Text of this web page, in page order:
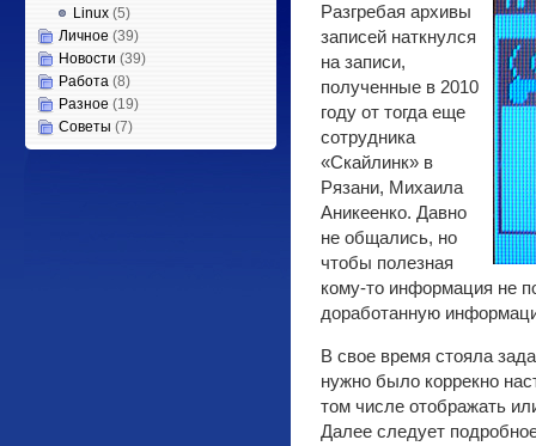
Linux (5)
Личное (39)
Новости (39)
Работа (8)
Разное (19)
Советы (7)
Разгребая архивы
записей наткнулся
на записи,
полученные в 2010
году от тогда еще
сотрудника
«Скайлинк» в
Рязани, Михаила
Аникеенко. Давно
не общались, но
чтобы полезная
кому-то информация не
доработанную
В свое время стояла
нужно было коррекно
том числе отображать
Далее следует